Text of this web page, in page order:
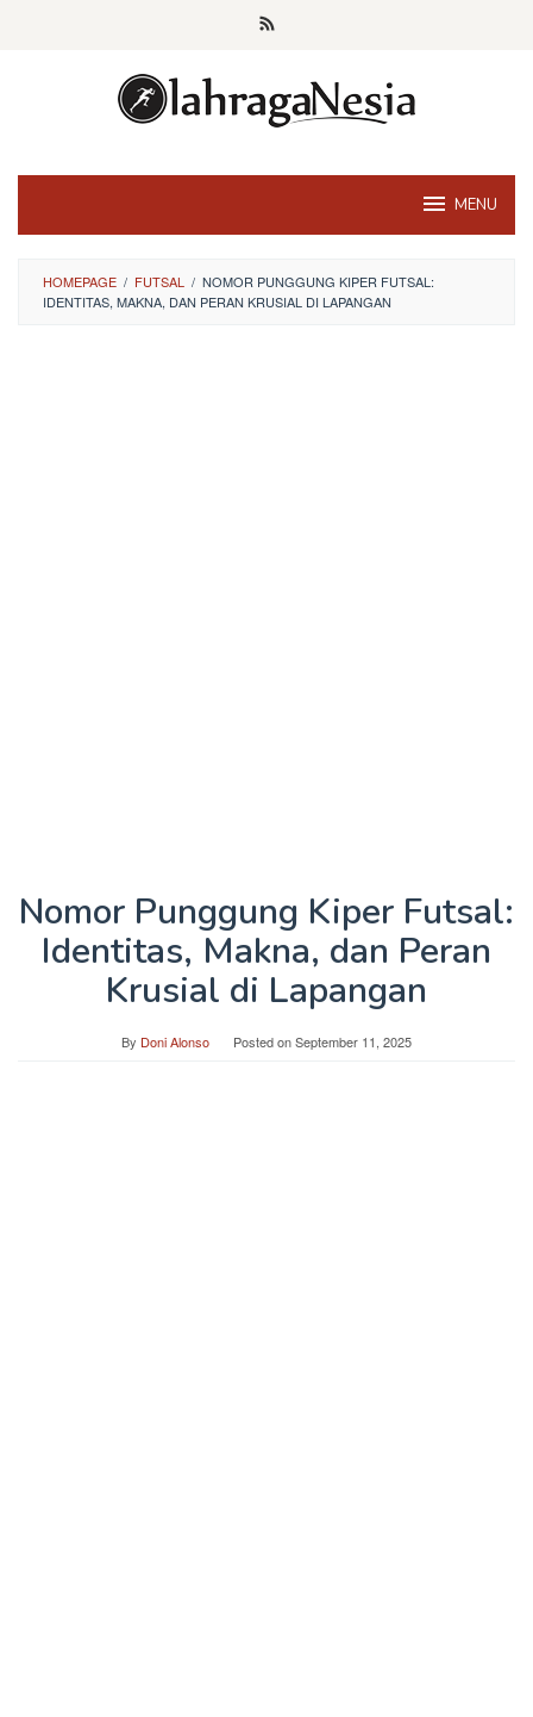
MENU
HOMEPAGE / FUTSAL / NOMOR PUNGGUNG KIPER FUTSAL:
IDENTITAS, MAKNA, DAN PERAN KRUSIAL DI LAPANGAN
Nomor Punggung Kiper Futsal:
Identitas, Makna, dan Peran
Krusial di Lapangan
By Doni Alonso Posted onSeptember 11, 2025